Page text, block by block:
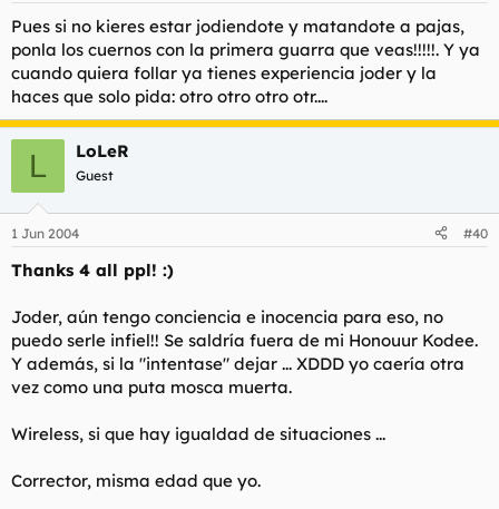
Pues si no kieres estar jodiendote y matandote a pajas,
ponla los cuernos con la primera guarra que veas!!!!!. Y ya
cuando quiera follar ya tienes experiencia joder y la
haces que solo pida: otro otro otro otr....
L LoLeR
Guest
1 Jun 2004 #40
Thanks 4 all ppl! :)
Joder, aún tengo conciencia e inocencia para eso, no
puedo serle infiel!! Se saldría fuera de mi Honouur Kodee.
Y además, si la "intentase" dejar ... XDDD yo caería otra
vez como una puta mosca muerta.
Wireless, si que hay igualdad de situaciones ...
Corrector, misma edad que yo.